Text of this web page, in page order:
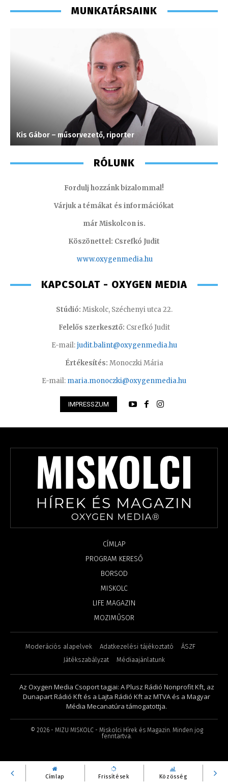
Címlap Frissítések Közösség
MUNKATÁRSAINK
Kis Gábor – műsorvezető, riporter
RÓLUNK
Fordulj hozzánk bizalommal!
Várjuk a témákat és információkat
már Miskolcon is.
Köszönettel: Csrefkó Judit
www.oxygenmedia.hu
KAPCSOLAT - OXYGEN MEDIA
Stúdió: Miskolc, Széchenyi utca 22.
Felelős szerkesztő: Csrefkó Judit
E-mail:judit.balint@oxygenmedia.hu
Értékesítés: Monoczki Mária
E-mail: maria.monoczki@oxygenmedia.hu
IMPRESSZUM
CÍMLAP
PROGRAM KERESŐ
BORSOD
MISKOLC
LIFE MAGAZIN
MOZIMŰSOR
Moderációs alapelvek Adatkezelési tájékoztató
ÁSZF
Játékszabályzat
Médiaajánlatunk
Az Oxygen Media Csoport tagjai: A Plusz Rádió Nonprofit Kft, az
Dunapart Rádió Kft és a Lajta Rádió Kft az MTVA és a Magyar
Média Mecanatúra támogatottja.
© 2026- MIZU MISKOLC - Miskolci Hírek és Magazin. Minden jog
fenntartva.